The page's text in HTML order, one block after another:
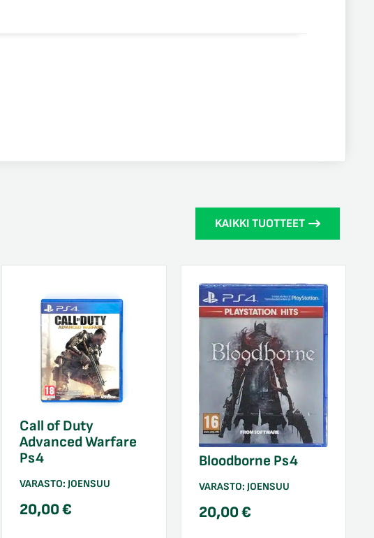
KAIKKI TUOTTEET
Call of Duty
Advanced Warfare
Ps4
VARASTO:JOENSUU
20,00€
Bloodborne Ps4
VARASTO:JOENSUU
20,00€